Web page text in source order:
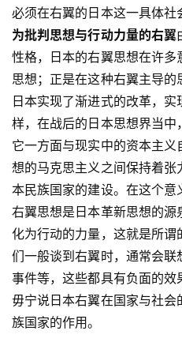
首
页
文
章
分
类
专
题
列
表
必须在右翼的日本这一具体社
为批判思想与行动力量的右翼
性格，日本的右翼思想在许
思想；正是在这种右翼主导
日本实现了渐进式的改革，
样，在战后的日本思想界当中
它一方面与现实中的资本主
想的马克思主义之间保持着张
本民族国家的建设。在这个
右翼思想是日本革新思想的
化为行动的力量，这就是所
们一般谈到右翼时，通常会
事件等，这些都具有负面的效
毋宁说日本右翼在国家与社
族国家的作用。